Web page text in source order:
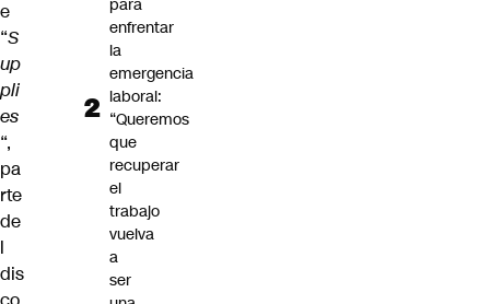
e
“S
up
pli
es
“,
pa
rte
de
l
dis
para
enfrentar
la
emergencia
laboral:
“Queremos
que
recuperar
el
trabajo
vuelva
a
ser